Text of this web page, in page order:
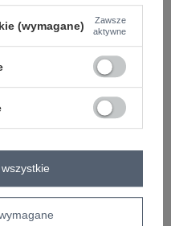
Zadaj pytanie
(wymagane)
Zawsze
aktywne